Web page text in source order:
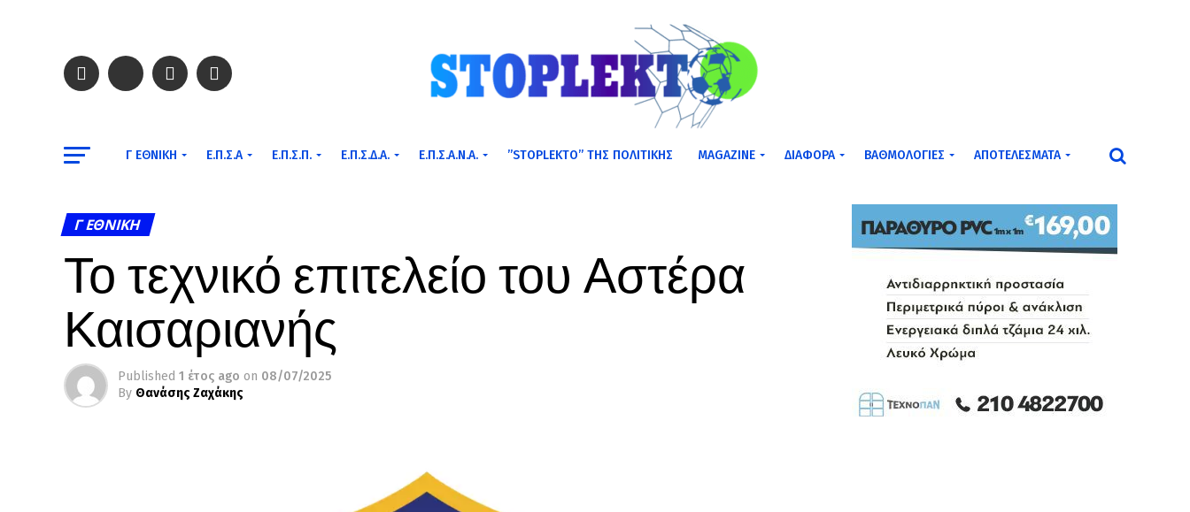
Γ ΕΘΝΙΚΉ Ε.Π.Σ.Α Ε.Π.Σ.Π. Ε.Π.Σ.Δ.Α. Ε.Π.Σ.Α.Ν.Α. ”STOPLEKTO” ΤΗΣ ΠΟΛΙΤΙΚΗΣ MAGAZINE ΔΙΆΦΟΡΑ ΒΑΘΜΟΛΟΓΊΕΣ ΑΠΟΤΕΛΈΣΜΑΤΑ
Γ ΕΘΝΙΚΉ
Το τεχνικό επιτελείο του Αστέρα
Καισαριανής
Published 1 έτος ago on 08/07/2025
By Θανάσης Ζαχάκης